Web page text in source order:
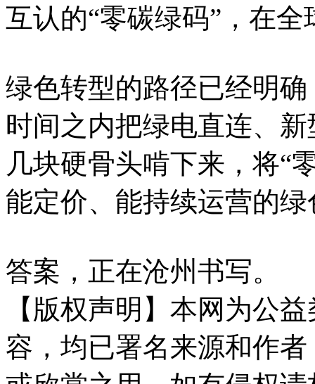
互认的“零碳绿码”，在
绿色转型的路径已经明
时间之内把绿电直连、
几块硬骨头啃下来，将“
能定价、能持续运营的
答案，正在沧州书写。
【版权声明】本网为公
容，均已署名来源和作